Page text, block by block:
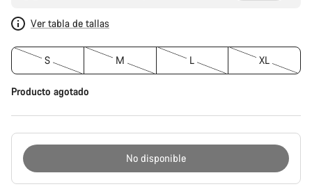
Ver tabla de tallas
S M L XL
Producto agotado
No disponible